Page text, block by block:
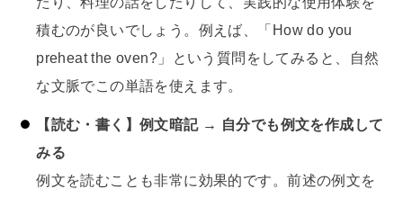
積むのが良いでしょう。例えば、「How do you
preheat the oven?」という質問をしてみると、自然
な文脈でこの単語を使えます。
【読む・書く】例文暗記 → 自分でも例文を作成して
みる
例文を読むことも非常に効果的です。前述の例文を